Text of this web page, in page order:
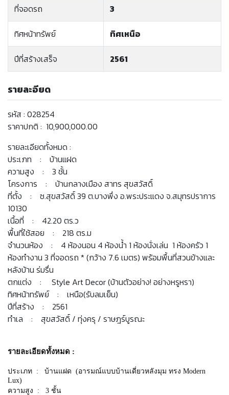
ที่จอดรถ 3
ทิศหน้าทรัพย์ ทิศเหนือ
ปีที่สร้างเสร็จ 2561
รายละอียด
รหัส : 028254
ราคาปกติ : 10,900,000.00
รายละเอียดทั้งหมด :
ประเภท : บ้านแฝด
ความสูง : 3 ชั้น
โครงการ : บ้านกลางเมือง สาทร สุขสวัสดิ์
ที่ตั้ง : ซ.สุขสวัสดิ์ 39 ต.บางพึ่ง อ.พระประแดง จ.สมุทรปราการ
10130
เนื้อที่ : 42.20 ตร.ว
พื้นที่ใช้สอย : 218 ตร.ม
จำนวนห้อง : 4 ห้องนอน 4 ห้องน้ำ 1 ห้องนั่งเล่น 1 ห้องครัว 1
ห้องทำงาน 3 ที่จอดรถ * (กว้าง 7.6 เมตร) พร้อมพื้นที่สวนข้างและ
หลังบ้าน ร่มรื่น
ตกแต่ง : Style Art Decor (บ้านตัวอย่าง! อย่างหรูหรา)
ทิศหน้าทรัพย์ : เหนือ(รับลมเย็น)
ปีที่สร้าง : 2561
ทำเล : สุขสวัสดิ์ / ทุ่งครุ / ราษฎร์บูรณะ
รายละเอียดทั้งหมด :
ประเภท : บ้านแฝด (อารมณ์แบบบ้านเดี่ยวหลังมุม ทรง Modern
Lux)
ความสูง : 3 ชั้น